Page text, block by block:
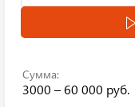
Сумма:
3000 – 60 000 руб.